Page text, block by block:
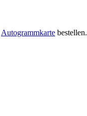
Autogrammkarte bestellen.